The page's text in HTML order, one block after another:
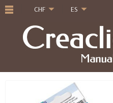
CHF ES